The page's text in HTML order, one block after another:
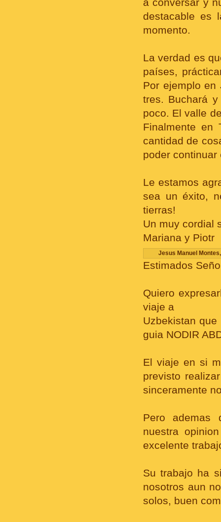
destacable es
momento.
La verdad es
países,
Por ejemplo
tres. Buchará
poco. El valle
Finalmente en
cantidad de
poder
Le estamos
sea un éxito,
tierras!
Un muy cordial
Mariana y Piotr
Jesus Manuel
Estimados
Quiero
viaje a
Uzbekistan
guia NODIR
El viaje en si
previsto
sinceramente
Pero ademas
nuestra
excelente
Su trabajo ha
nosotros aun
solos, buen